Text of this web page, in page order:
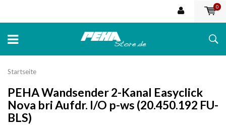
0
Startseite
PEHA Wandsender 2-Kanal Easyclick
Nova bri Aufdr. I/O p-ws (20.450.192 FU-
BLS)